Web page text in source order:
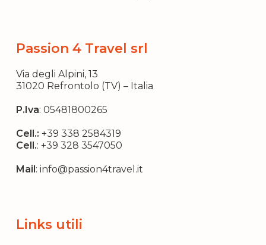
Passion 4 Travel srl
Via degli Alpini, 13
31020 Refrontolo (TV) – Italia
P.Iva: 05481800265
Cell.: +39 338 2584319
Cell.: +39 328 3547050
Mail: info@passion4travel.it
Links utili